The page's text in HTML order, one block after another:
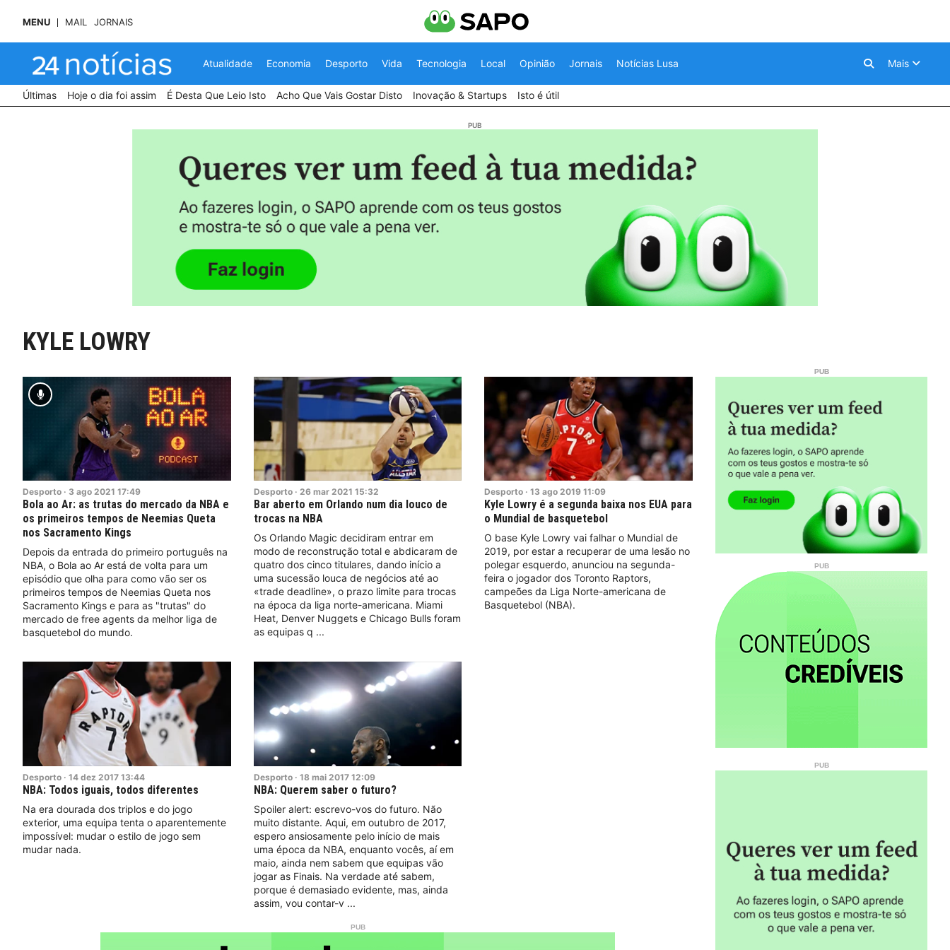
MENU MAIL JORNAIS
Atualidade Economia Desporto Vida Tecnologia Local Opinião Jornais Notícias Lusa Mais
Últimas Hoje o dia foi assim É Desta Que Leio Isto Acho Que Vais Gostar Disto Inovação & Startups Isto é útil
KYLE LOWRY
Desporto · 3 ago 2021 17:49
Bola ao Ar: as trutas do mercado da NBA e
os primeiros tempos de Neemias Queta
nos Sacramento Kings
Depois da entrada do primeiro português na
NBA, o Bola ao Ar está de volta para um
episódio que olha para como vão ser os
primeiros tempos de Neemias Queta nos
Sacramento Kings e para as "trutas" do
mercado de free agents da melhor liga de
basquetebol do mundo.
Desporto · 26 mar 2021 15:32
Bar aberto em Orlando num dia louco de
trocas na NBA
Os Orlando Magic decidiram entrar em
modo de reconstrução total e abdicaram de
quatro dos cinco titulares, dando início a
uma sucessão louca de negócios até ao
«trade deadline», o prazo limite para trocas
na época da liga norte-americana. Miami
Heat, Denver Nuggets e Chicago Bulls foram
as equipas q
Desporto · 13 ago 2019 11:09
Kyle Lowry é a segunda baixa nos EUA para
o Mundial de basquetebol
O base Kyle Lowry vai falhar o Mundial de
2019, por estar a recuperar de uma lesão no
polegar esquerdo, anunciou na segunda-
feira o jogador dos Toronto Raptors,
campeões da Liga Norte-americana de
Basquetebol (NBA).
Desporto · 14 dez 2017 13:44
NBA: Todos iguais, todos diferentes
Na era dourada dos triplos e do jogo
exterior, uma equipa tenta o aparentemente
impossível: mudar o estilo de jogo sem
mudar nada.
Desporto · 18 mai 2017 12:09
NBA: Querem saber o futuro?
Spoiler alert: escrevo-vos do futuro. Não
muito distante. Aqui, em outubro de 2017,
espero ansiosamente pelo início de mais
uma época da NBA, enquanto vocês, aí em
maio, ainda nem sabem que equipas vão
jogar as Finais. Na verdade até sabem,
porque é demasiado evidente, mas, ainda
assim, vou contar-v